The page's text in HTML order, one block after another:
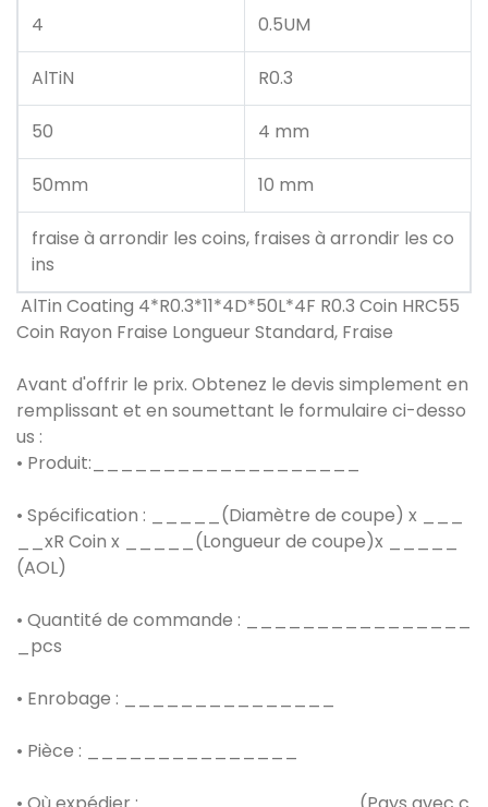
4
0.5UM
AlTiN R0.3
50 4 mm
50mm 10 mm
fraise à arrondir les coins, fraises à arrondir les co
ins
AlTin Coating 4*R0.3*11*4D*50L*4F R0.3 Coin HRC55
Coin Rayon Fraise Longueur Standard, Fraise
Avant d'offrir le prix. Obtenez le devis simplement en
remplissant et en soumettant le formulaire ci-desso
us :
• Produit:___________________
• Spécification : _____(Diamètre de coupe) x ___
__xR Coin x _____(Longueur de coupe)x _____
(AOL)
• Quantité de commande : ________________
_pcs
• Enrobage : _______________
• Pièce : _______________